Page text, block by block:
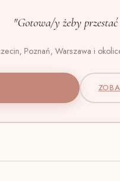
"Gotowa/y żeby przestać
Poznań, Warszawa i